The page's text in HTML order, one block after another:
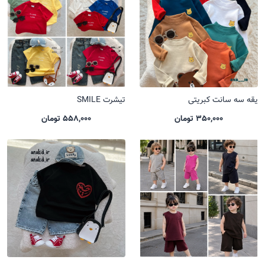
یقه سه سانت کبریتی
350,000 تومان
تیشرت SMILE
558,000 تومان